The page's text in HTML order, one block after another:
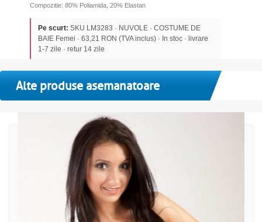
Compozitie: 80% Poliamida, 20% Elastan
Pe scurt: SKU LM3283 · NUVOLE · COSTUME DE
BAIE Femei · 63,21 RON (TVA inclus) · In stoc · livrare
1-7 zile · retur 14 zile
Alte produse asemanatoare